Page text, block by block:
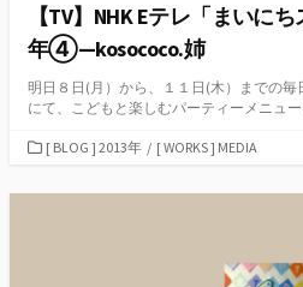
【TV】NHK Eテレ「まいに
年④—kosococo.姉
明日８日(月）から、１１日(木）までの毎
にて、こどもと楽しむパーティーメニュ
カ
ゴ
[ BLOG ] 2013年 / [ WORKS ] MEDIA